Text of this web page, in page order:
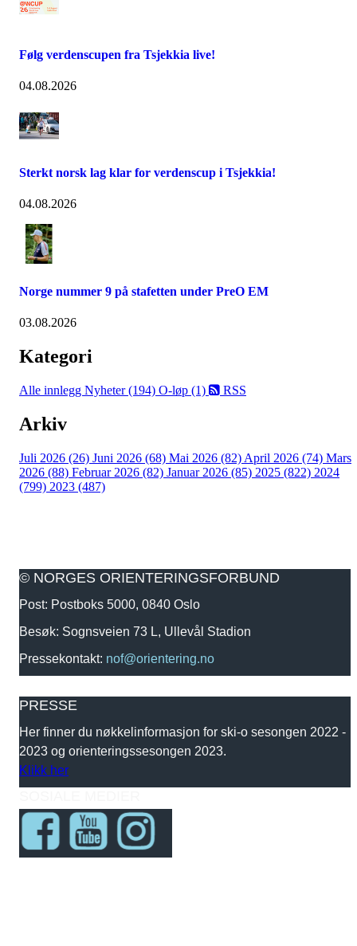
Følg verdenscupen fra Tsjekkia live!
04.08.2026
Sterkt norsk lag klar for verdenscup i Tsjekkia!
04.08.2026
Norge nummer 9 på stafetten under PreO EM
03.08.2026
Kategori
Alle innlegg Nyheter (194) O-løp (1) RSS
Arkiv
Juli 2026 (26) Juni 2026 (68) Mai 2026 (82) April 2026 (74) Mars
2026 (88) Februar 2026 (82) Januar 2026 (85) 2025 (822) 2024
(799) 2023 (487)
© NORGES ORIENTERINGSFORBUND
Post: Postboks 5000, 0840 Oslo
Besøk: Sognsveien 73 L, Ullevål Stadion
Pressekontakt: nof@orientering.no
PRESSE
Her finner du nøkkelinformasjon for ski-o sesongen 2022 -
2023 og orienteringssesongen 2023.
Klikk her